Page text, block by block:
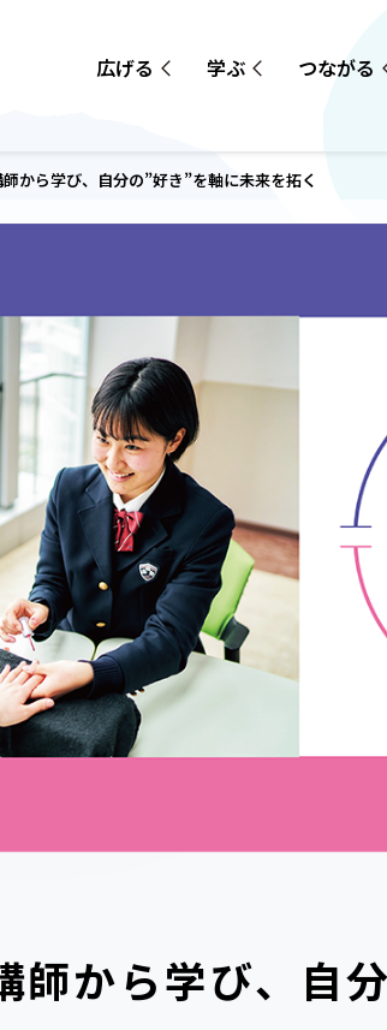
広げる 学ぶ つながる
から学び、自分の”好き”を軸に未来を拓く
師から学び、自